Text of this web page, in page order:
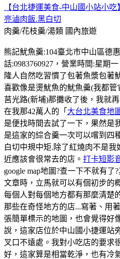
【台北捷運美食-中山國小站小
亮滷肉飯.黑白切
肉羹/花枝羹/湯類 國內旅遊
熊記魷魚羹:104臺北市中山區德
話:0983760927，營業時間:星期
隆人自然吃習慣了包著魚漿包著
喜歡像是燙魷魚的魷魚羹(我都
莒光路(新埔)那攤收了後，我就
在我那42萬人的「 大台北美食地
是便找時間去試了一下，果然是
是這家的綜合羹一次可以嚐到四
白切中規中矩.除了紅燒肉不是
近應該會很常去的店。 打卡短影
google map地圖?查一下不就有
文章時，立馬就可以有個初步的
每個人對每個地方都有那麼清楚
那些在奇怪地方的店...寫著、用
張簡單標示的地圖，也會覺得好
說，這家店位於中山國小捷運站
叉口不遠處。我對小吃店的要求
好，這家算是相當乾淨，也有冷